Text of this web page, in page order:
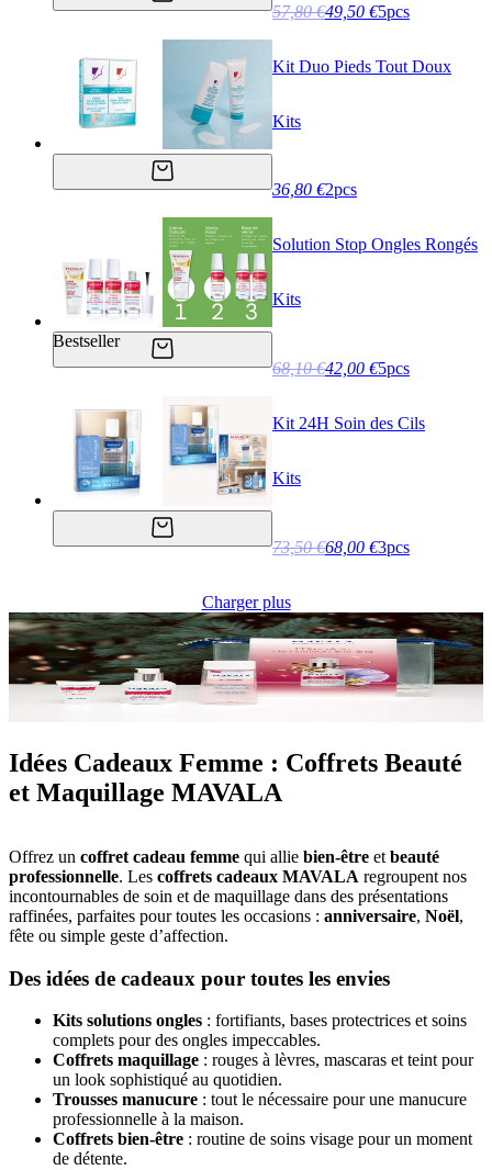
57,80 €49,50 €5pcs
Kit Duo Pieds Tout Doux
Kits
36,80 €2pcs
Bestseller
Solution Stop Ongles Rongés
Kits
68,10 €42,00 €5pcs
Kit 24H Soin des Cils
Kits
73,50 €68,00 €3pcs
Charger plus
Idées Cadeaux Femme : Coffrets Beauté
et Maquillage MAVALA
Offrez un coffret cadeau femme qui allie bien-être et beauté
professionnelle. Les coffrets cadeaux MAVALA regroupent nos
incontournables de soin et de maquillage dans des présentations
raffinées, parfaites pour toutes les occasions : anniversaire, Noël,
fête ou simple geste d’affection.
Des idées de cadeaux pour toutes les envies
Kits solutions ongles : fortifiants, bases protectrices et soins
complets pour des ongles impeccables.
Coffrets maquillage : rouges à lèvres, mascaras et teint pour
un look sophistiqué au quotidien.
Trousses manucure : tout le nécessaire pour une manucure
professionnelle à la maison.
Coffrets bien-être : routine de soins visage pour un moment
de détente.